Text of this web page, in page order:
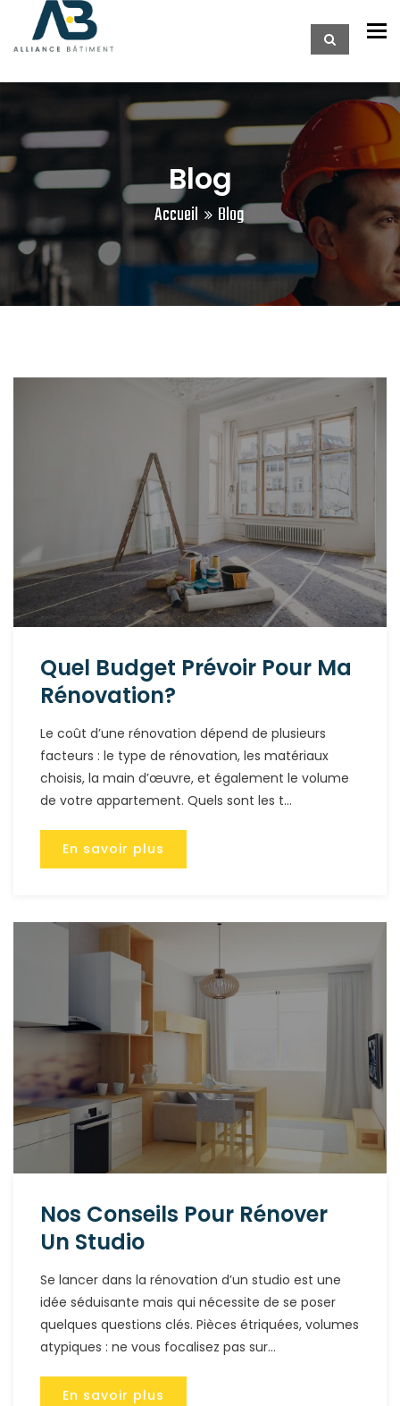
Blog
Accueil Blog
Quel Budget Prévoir Pour Ma
Rénovation?
Le coût d’une rénovation dépend de plusieurs
facteurs : le type de rénovation, les matériaux
choisis, la main d’œuvre, et également le volume
de votre appartement. Quels sont les t...
En savoir plus
Nos Conseils Pour Rénover
Un Studio
Se lancer dans la rénovation d’un studio est une
idée séduisante mais qui nécessite de se poser
quelques questions clés. Pièces étriquées, volumes
atypiques : ne vous focalisez pas sur...
En savoir plus